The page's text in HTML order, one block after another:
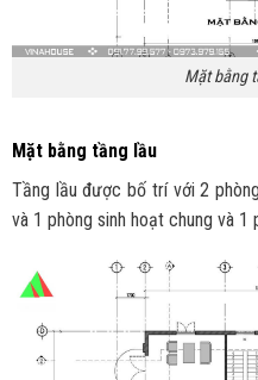
Mặt bằng
Mặt bằng tầng lầu
Tầng lầu được bố trí với 2
và 1 phòng sinh hoạt chung và 1